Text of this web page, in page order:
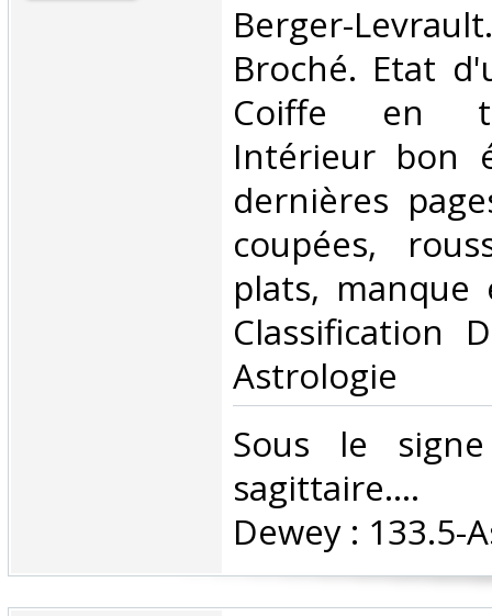
‎Berger-
Broché. Etat
Coiffe en
Intérieur bon
dernières
coupées,
plats,
Classification
Astrologie‎
‎Sous le
sagittaire....
Dewey : 133.5-